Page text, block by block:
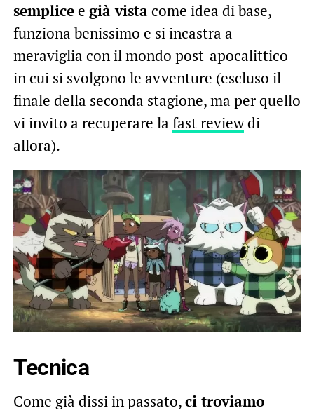
semplicee già vistacome idea di base,
funziona benissimo e si incastra a
meraviglia con il mondo post-apocalittico
in cui si svolgono le avventure (escluso il
finale della seconda stagione, ma per quello
vi invito a recuperare la fast reviewdi
allora).
Tecnica
Come già dissi in passato,ci troviamo